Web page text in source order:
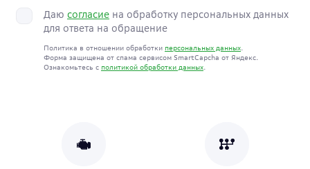
Даю согласие на обработку персональных данных
для ответа на обращение
Политика в отношении обработки персональных данных.
Форма защищена от спама сервисом SmartCapcha от Яндекс.
Ознакомьтесь с политикой обработки данных.